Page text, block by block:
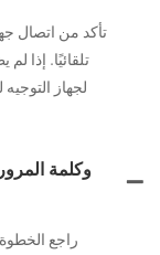
تأكد من اتصال